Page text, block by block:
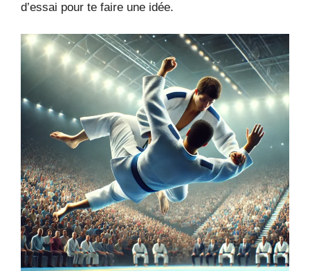
d’essai pour te faire une idée.